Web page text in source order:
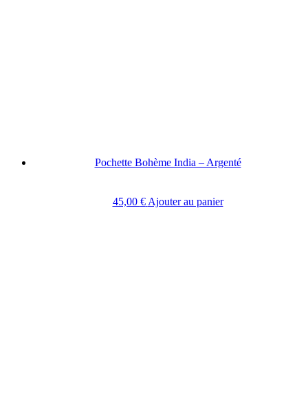
Pochette Bohème India – Argenté
45,00 € Ajouter au panier